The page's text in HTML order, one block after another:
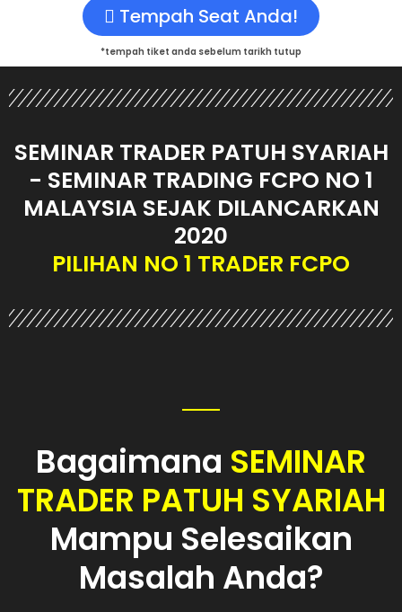
Tempah Seat Anda!
*tempah tiket anda sebelum tarikh tutup
SEMINAR TRADER PATUH SYARIAH
- SEMINAR TRADING FCPO NO 1
MALAYSIA SEJAK DILANCARKAN
2020
PILIHAN NO 1 TRADER FCPO
Bagaimana SEMINAR
TRADER PATUH SYARIAH
Mampu Selesaikan
Masalah Anda?